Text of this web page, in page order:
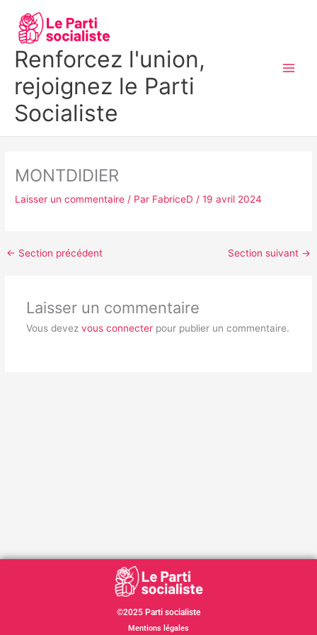
contenu
Renforcez l'union,
rejoignez le Parti
Socialiste
MONTDIDIER
Laisser un commentaire / Par FabriceD/19 avril 2024
← Section précédent Section suivant →
Laisser un commentaire
Vous devez vous connecterpour publier un commentaire.
©2025 Parti socialiste
Mentions légales